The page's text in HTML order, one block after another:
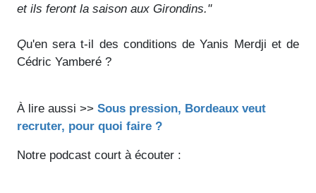
et ils feront la saison aux Girondins."
Qu'en sera t-il des conditions de Yanis Merdji et de
Cédric Yamberé ?
À lire aussi >> Sous pression, Bordeaux veut
recruter, pour quoi faire ?
Notre podcast court à écouter :